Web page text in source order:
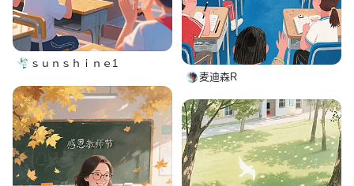
ｓｕｎｓｈｉｎｅ1
麦迪森R